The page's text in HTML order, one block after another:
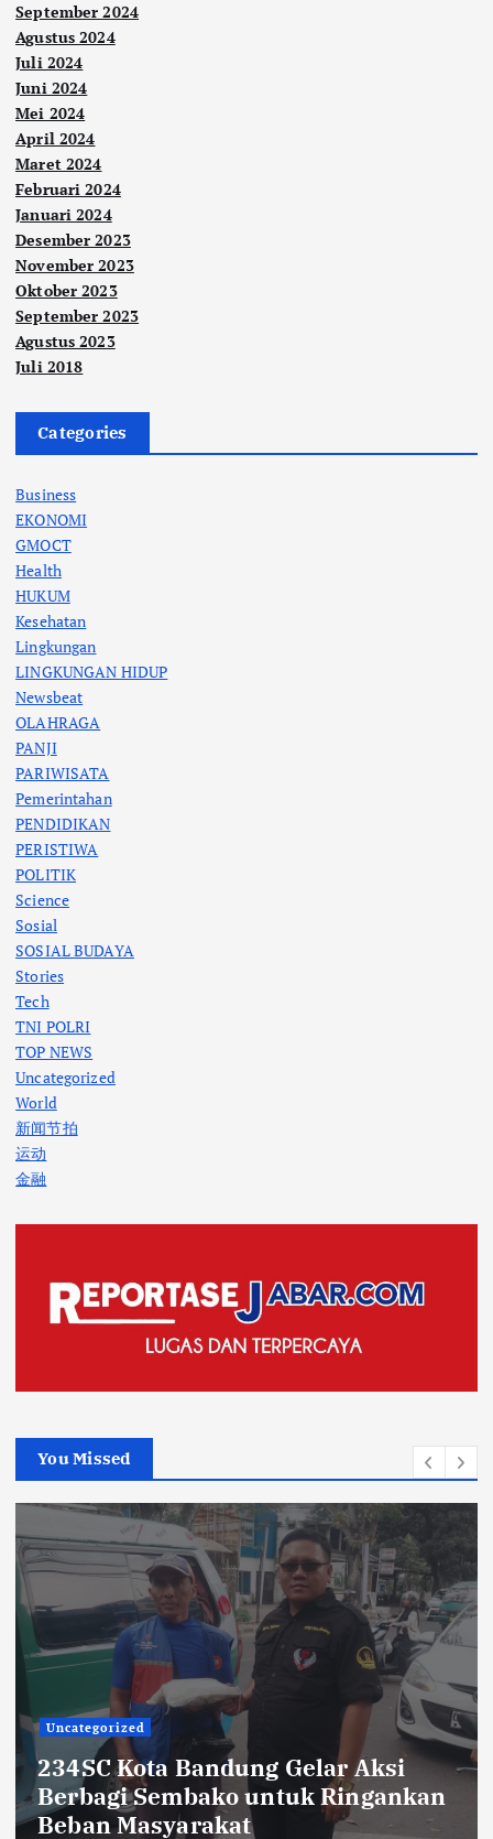
September 2024
Agustus 2024
Juli 2024
Juni 2024
Mei 2024
April 2024
Maret 2024
Februari 2024
Januari 2024
Desember 2023
November 2023
Oktober 2023
September 2023
Agustus 2023
Juli 2018
Categories
Business
EKONOMI
GMOCT
Health
HUKUM
Kesehatan
Lingkungan
LINGKUNGAN HIDUP
Newsbeat
OLAHRAGA
PANJI
PARIWISATA
Pemerintahan
PENDIDIKAN
PERISTIWA
POLITIK
Science
Sosial
SOSIAL BUDAYA
Stories
Tech
TNI POLRI
TOP NEWS
Uncategorized
World
新闻节拍
运动
金融
You Missed
TNI POLRI
Sikat Kejahatan Jalanan di Jabar,
413 Pelaku Diciduk dan 1.016 Motor
Disita